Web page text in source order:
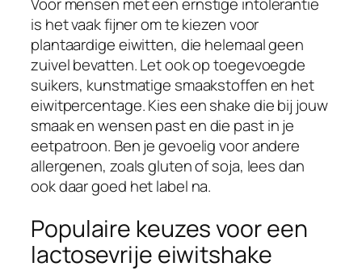
is het vaak fijner om te kiezen voor
plantaardige eiwitten, die helemaal geen
zuivel bevatten. Let ook op toegevoegde
suikers, kunstmatige smaakstoffen en het
eiwitpercentage. Kies een shake die bij jouw
smaak en wensen past en die past in je
eetpatroon. Ben je gevoelig voor andere
allergenen, zoals gluten of soja, lees dan
ook daar goed het label na.
Populaire keuzes voor een
lactosevrije eiwitshake